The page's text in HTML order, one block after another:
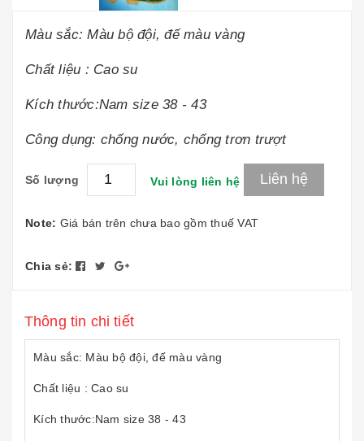
Màu sắc: Màu bộ đội, đế màu vàng
Chất liệu : Cao su
Kích thước:Nam size 38 - 43
Công dụng: chống nước, chống trơn trượt
Số lượng Vui lòng liên hệ Liên hệ
Note: Giá bán trên chưa bao gồm thuế VAT
Chia sẻ:
Thông tin chi tiết
Màu sắc: Màu bộ đội, đế màu vàng
Chất liệu : Cao su
Kích thước:Nam size 38 - 43